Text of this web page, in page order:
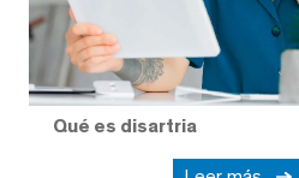
Qué es disartria